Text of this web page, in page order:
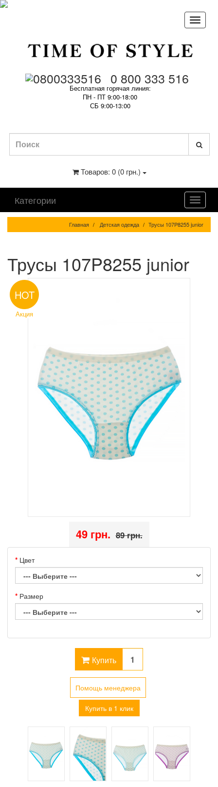
0 800 333 516
Бесплатная горячая линия:
ПН - ПТ 9:00-18:00
СБ 9:00-13:00
Товаров: 0 (0 грн.)
Категории
Главная Детская одежда Трусы 107P8255 junior
Трусы 107P8255 junior
HOT
Акция
49 грн. 89 грн.
Цвет
Размер
Купить
Помощь менеджера
Купить в 1 клик